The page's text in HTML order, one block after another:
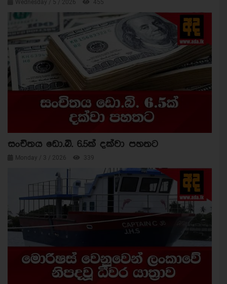
Wednesday / 5 / 2026 455
සංචිතය ඩො.බි. 6.5ක් දක්වා පහතට
Monday / 3 / 2026 339